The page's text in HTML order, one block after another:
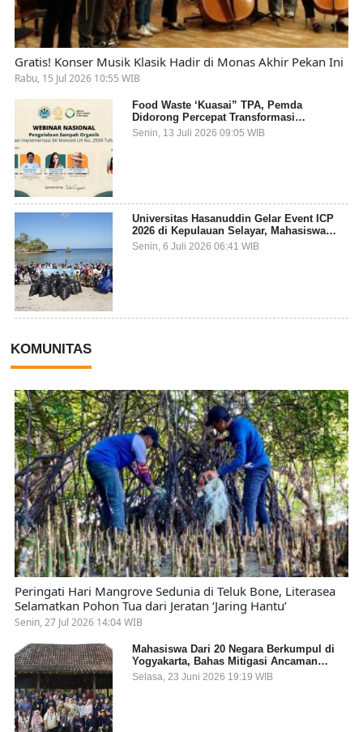
Gratis! Konser Musik Klasik Hadir di Monas Akhir Pekan Ini
Rabu, 15 Jul 2026 10:55 WIB
Food Waste ‘Kuasai” TPA, Pemda
Didorong Percepat Transformasi
Pengelolaan Sampah Organik dari Sumber
Senin, 13 Juli 2026 09:05 WIB
Universitas Hasanuddin Gelar Event ICP
2026 di Kepulauan Selayar, Mahasiswa
dari 27 Negara Jadi Partisipan
Senin, 6 Juli 2026 06:41 WIB
KOMUNITAS
Peringati Hari Mangrove Sedunia di Teluk Bone, Literasea
Selamatkan Pohon Tua dari Jeratan ‘Jaring Hantu’
Senin, 27 Jul 2026 14:04 WIB
Mahasiswa Dari 20 Negara Berkumpul di
Yogyakarta, Bahas Mitigasi Ancaman
Kesehatan Global
Selasa, 23 Juni 2026 19:19 WIB